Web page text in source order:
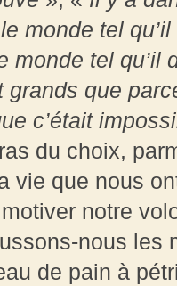
monde tel
monde tel qu’il
grands que
c’était
du choix,
vie que nous
notre
nous les
de pain à